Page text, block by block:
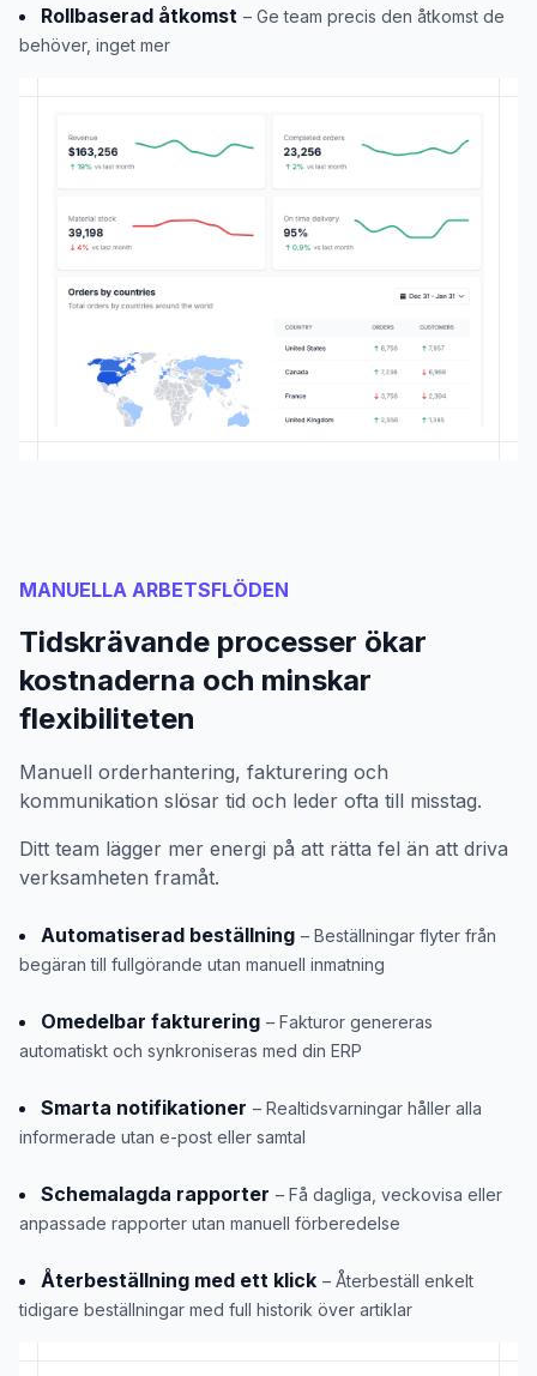
Rollbaserad åtkomst – Ge team precis den åtkomst de
behöver, inget mer
MANUELLA ARBETSFLÖDEN
Tidskrävande processer ökar
kostnaderna och minskar
flexibiliteten
Manuell orderhantering, fakturering och
kommunikation slösar tid och leder ofta till misstag.
Ditt team lägger mer energi på att rätta fel än att driva
verksamheten framåt.
Automatiserad beställning – Beställningar flyter från
begäran till fullgörande utan manuell inmatning
Omedelbar fakturering – Fakturor genereras
automatiskt och synkroniseras med din ERP
Smarta notifikationer – Realtidsvarningar håller alla
informerade utan e-post eller samtal
Schemalagda rapporter – Få dagliga, veckovisa eller
anpassade rapporter utan manuell förberedelse
Återbeställning med ett klick – Återbeställ enkelt
tidigare beställningar med full historik över artiklar